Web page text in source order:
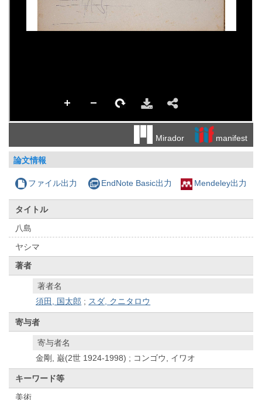
Mirador manifest
論文情報
ファイル出力 EndNote Basic出力 Mendeley出力
タイトル
八島
ヤシマ
著者
著者名
須田, 国太郎 ; スダ, クニタロウ
寄与者
寄与者名
金剛, 巌(2世 1924-1998) ; コンゴウ, イワオ
キーワード等
美術